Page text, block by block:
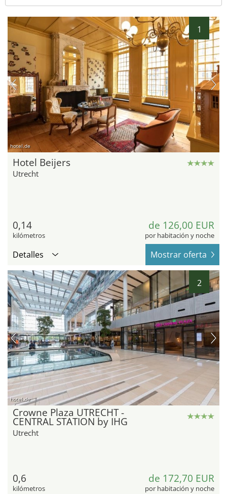
1
hotel.de
Hotel Beijers
Utrecht
0,14
kilómetros
de 126,00 EUR
por habitación y noche
Detalles Mostrar oferta
2
hotel.de
Crowne Plaza UTRECHT -
CENTRAL STATION by IHG
Utrecht
0,6
kilómetros
de 172,70 EUR
por habitación y noche